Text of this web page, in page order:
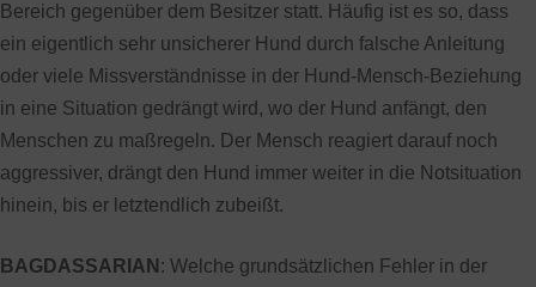
Bereich gegenüber dem Besitzer statt. Häufig ist es so, dass
ein eigentlich sehr unsicherer Hund durch falsche Anleitung
oder viele Missverständnisse in der Hund-Mensch-Beziehung
in eine Situation gedrängt wird, wo der Hund anfängt, den
Menschen zu maßregeln. Der Mensch reagiert darauf noch
aggressiver, drängt den Hund immer weiter in die Notsituation
hinein, bis er letztendlich zubeißt.
BAGDASSARIAN : Welche grundsätzlichen Fehler in der